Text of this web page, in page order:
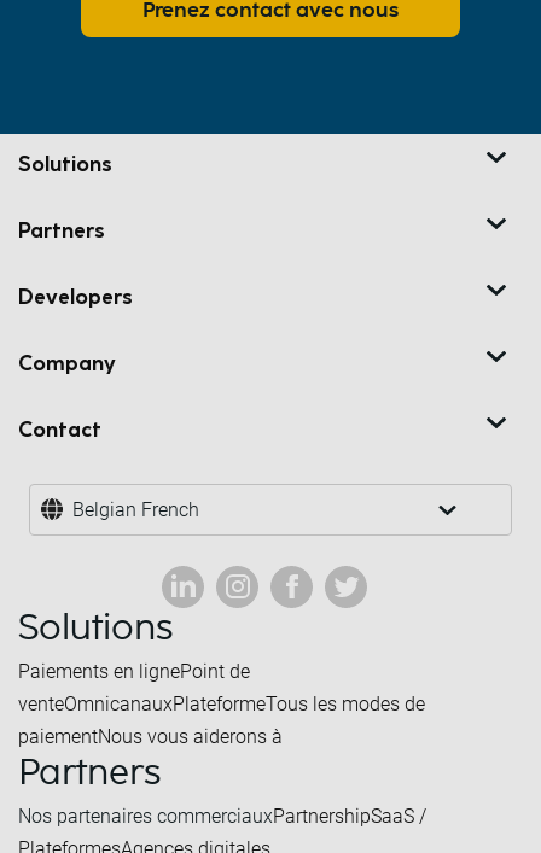
Prenez contact avec nous
Solutions
Partners
Developers
Company
Contact
Belgian French
Solutions
Paiements en lignePoint de
venteOmnicanauxPlateformeTous les modes de
paiementNous vous aiderons à
Partners
Nos partenaires commerciauxPartnershipSaaS /